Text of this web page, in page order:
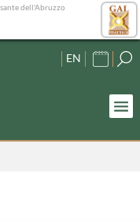
dell'Abruzzo
EN